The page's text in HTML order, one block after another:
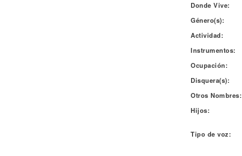
Donde Vive:
Género(s):
Actividad:
Instrumentos:
Ocupación:
Disquera(s):
Otros Nombres:
Hijos:
Tipo de voz: